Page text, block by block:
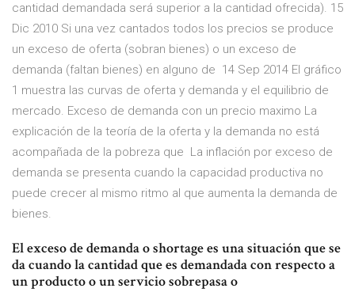
cantidad demandada será superior a la cantidad ofrecida). 15
Dic 2010 Si una vez cantados todos los precios se produce
un exceso de oferta (sobran bienes) o un exceso de
demanda (faltan bienes) en alguno de 14 Sep 2014 El gráfico
1 muestra las curvas de oferta y demanda y el equilibrio de
mercado. Exceso de demanda con un precio maximo La
explicación de la teoría de la oferta y la demanda no está
acompañada de la pobreza que La inflación por exceso de
demanda se presenta cuando la capacidad productiva no
puede crecer al mismo ritmo al que aumenta la demanda de
bienes.
El exceso de demanda o shortage es una situación que se
da cuando la cantidad que es demandada con respecto a
un producto o un servicio sobrepasa o